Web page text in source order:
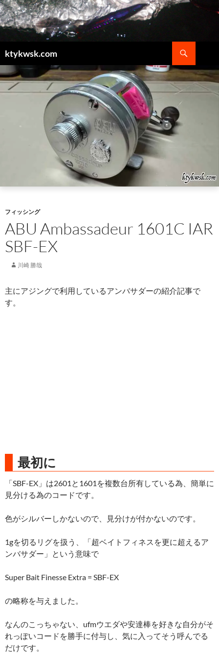
ktykwsk.com
索
ン
テ
ン
フィッシング
ABU Ambassadeur 1601C IAR
SBF-EX
川崎 勝哉
主にアジングで利用しているアンバサダーの紹介記事で
す。
最初に
「SBF-EX」は2601と1601を複数台所有している為、簡単に
見分ける為のコードです。
色がシルバーしかないので、見分けが付かないのです。
1gを切るリグを扱う、「超ベイトフィネスを更に超えるア
ンバサダー」という意味で
Super Bait Finesse Extra = SBF-EX
の略称を与えました。
なんのこっちゃない、ufmウエダや安達棒を好きな自分がそ
れっぽいコードを勝手に付与し、気に入ってそう呼んでる
だけです。